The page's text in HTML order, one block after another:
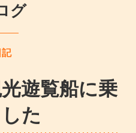
グ
記
遊覧船に乗
た